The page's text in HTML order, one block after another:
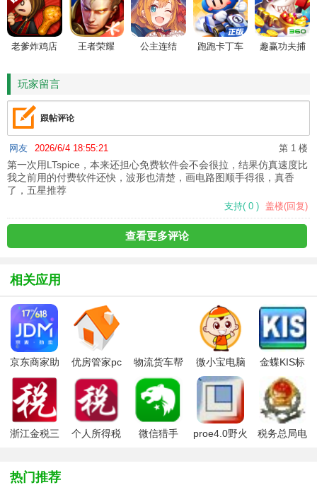
老爹炸鸡店
王者荣耀 公主连结 跑跑卡丁车
趣赢功夫捕
玩家留言
跟帖评论
第 1 楼
网友 2026/6/4 18:55:21
第一次用LTspice，本来还担心免费软件会不会很拉，结果仿真速度比
我之前用的付费软件还快，波形也清楚，画电路图顺手得很，真香
了，五星推荐
支持( 0 ) 盖楼(回复)
查看更多评论
相关应用
京东商家助
手(京麦工作
台)
优房管家pc
版
物流货车帮
货主电脑版
微小宝电脑
版
金蝶KIS标
准版
浙江金税三
个人所得税
微信猎手
proe4.0野火
税务总局电
热门推荐